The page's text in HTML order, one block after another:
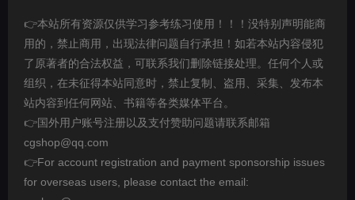
👉本站所有资源仅供学习参考练习使用！！！没特别声明能商
用的，禁止商用，出现法律问题自行承担！如若本站内容侵犯
了原著者的合法权益，可联系我们删除链接处理。任何个人或
组织，在未征得本站同意时，禁止复制、盗用、采集、发布本
站内容到任何网站、书籍等各类媒体平台。
👉国外用户账号注册以及支付赞助问题请联系邮箱
cgshop@qq.com
👉For account registration and payment sponsorship issues
for overseas users, please contact the email: